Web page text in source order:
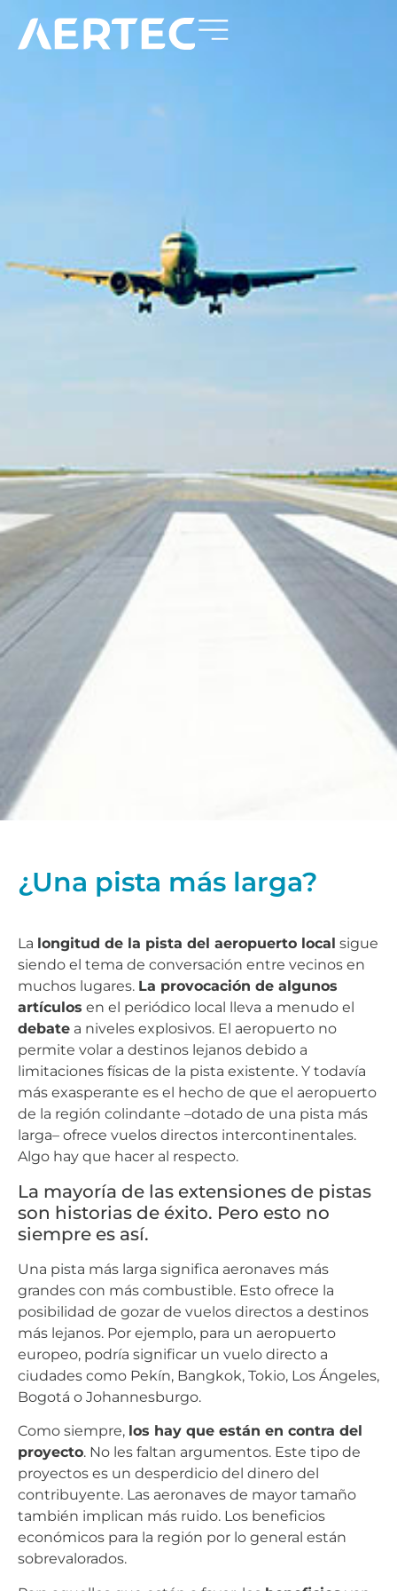
¿Una pista más larga?
La longitud de la pista del aeropuerto local sigue
siendo el tema de conversación entre vecinos en
muchos lugares. La provocación de algunos
artículos en el periódico local lleva a menudo el
debate a niveles explosivos. El aeropuerto no
permite volar a destinos lejanos debido a
limitaciones físicas de la pista existente. Y todavía
más exasperante es el hecho de que el aeropuerto
de la región colindante –dotado de una pista más
larga– ofrece vuelos directos intercontinentales.
Algo hay que hacer al respecto.
La mayoría de las extensiones de pistas
son historias de éxito. Pero esto no
siempre es así.
Una pista más larga significa aeronaves más
grandes con más combustible. Esto ofrece la
posibilidad de gozar de vuelos directos a destinos
más lejanos. Por ejemplo, para un aeropuerto
europeo, podría significar un vuelo directo a
ciudades como Pekín, Bangkok, Tokio, Los Ángeles,
Bogotá o Johannesburgo.
Como siempre, los hay que están en contra del
proyecto. No les faltan argumentos. Este tipo de
proyectos es un desperdicio del dinero del
contribuyente. Las aeronaves de mayor tamaño
también implican más ruido. Los beneficios
económicos para la región por lo general están
sobrevalorados.